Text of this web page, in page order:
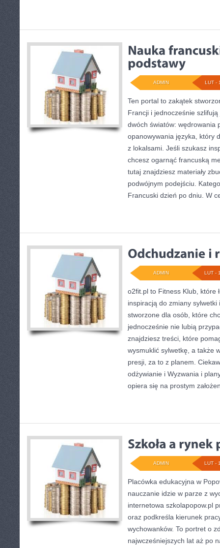
LUT -
ADMIN
Ten portal to zakątek
Francji i jednocześnie
dwóch światów: wędrowania
opanowywania języka, który
z lokalsami. Jeśli szukasz
chcesz ogarnąć francuską
tutaj znajdziesz materiały
podwójnym podejściu.
Francuski dzień po dniu. W
LUT -
ADMIN
o2fit.pl to Fitness Klub, które
inspiracją do zmiany sylwetki
stworzone dla osób, które
jednocześnie nie lubią
znajdziesz treści, które
wysmuklić sylwetkę, a także
presji, za to z planem.
odżywianie i Wyzwania i
opiera się na prostym
LUT -
ADMIN
Placówka edukacyjna w
nauczanie idzie w parze z
internetowa szkolapopow.pl
oraz podkreśla kierunek
wychowanków. To portret o
najwcześniejszych lat aż po